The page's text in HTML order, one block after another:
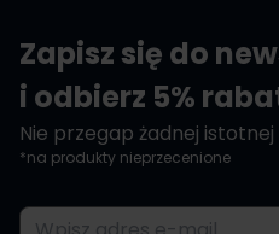
Zapisz się do
i odbierz 5%
Nie przegap żadnej
*na produkty nieprzecenione
Adres e-mail